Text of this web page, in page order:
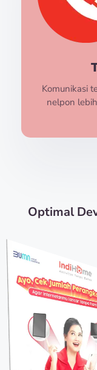
Komunikasi
nelpon
Optimal